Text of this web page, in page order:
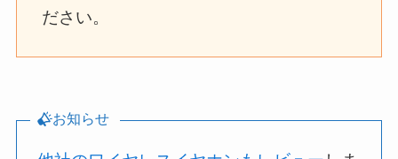
ださい。
お知らせ